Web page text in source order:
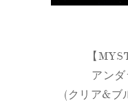
【
アン
(クリア&ブ